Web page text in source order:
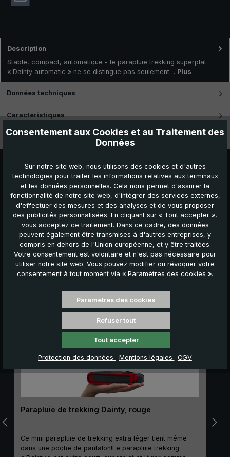
Description
Stable, compact, automatique - le parapluie trekking superplat
« Dainty automatic » ne se distingue pas seulement… Plus
Données techniques
Caractéristiques
Vidéos
Autres produits que vous pourriez aimer :
Parapluie de trekking Dainty, rouge
Ce mini parapluie de trekking extra léger tient même
dans une poche de pantalon!Le parapluie trekking
Consentement aux Cookies et au Traitement des
Données
Sur notre site web, nous utilisons des cookies et d'autres
technologies pour traiter les informations relatives aux terminaux
et les données personnelles. Cela nous permet d'assurer la
fonctionnalité de notre site web, d'intégrer des services externes,
d'effectuer des mesures et des analyses et de vous proposer
des publicités personnalisées. En cliquant sur « Tout accepter »,
vous acceptez ce traitement. Dans ce cadre, des données
peuvent également être transmises à d'autres entreprises, y
compris en dehors de l'Union européenne, et y être traitées.
Votre consentement est volontaire et n'est pas nécessaire pour
utiliser notre site web. Vous pouvez modifier ou révoquer votre
consentement à tout moment via « Paramètres des cookies ».
Paramètres des cookies
Refuser tout
Tout accepter
Protection des données Mentions légales CGV